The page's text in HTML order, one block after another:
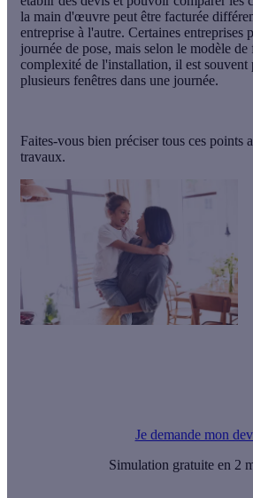
la main d'œuvre peut être facturée
entreprise à l'autre. Certaines entreprises
journée de pose, mais selon le modèle de
complexité de l'installation, il est souvent
plusieurs fenêtres dans une journée.
Faites-vous bien préciser tous ces points
travaux.
Je demande mon
Simulation gratuite en 2